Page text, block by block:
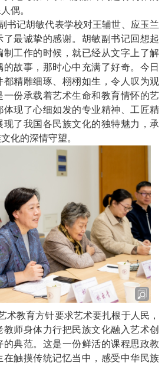
偶。
书记胡敏代表学校对王辅世、应玉兰
了最诚挚的感谢。胡敏副书记回想起
制工作的时候，就已经从文字上了解
故事，那时心中充满了好奇。今日
都精雕细琢、栩栩如生，令人叹为观
一份承载着艺术生命和教育情怀的艺
体现了心细如发的专业精神、工匠精
了我国各民族文化的独特魅力，承
化的深情守望。
术教育方针要求艺术要扎根于人民，
师身体力行把民族文化融入艺术创
典范。这是一份鲜活的课程思政教
在触摸传统记忆当中，感受中华民族